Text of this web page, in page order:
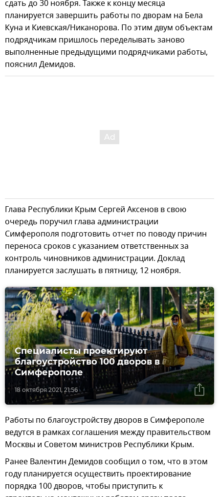
сдать до 30 ноября. Также к концу месяца
планируется завершить работы по дворам на Бела
Куна и Киевская/Никанорова. По этим двум объектам
подрядчикам пришлось переделывать заново
выполненные предыдущими подрядчиками работы,
пояснил Демидов.
Глава Республики Крым Сергей Аксенов в свою
очередь поручил глава администрации
Симферополя подготовить отчет по поводу причин
переноса сроков с указанием ответственных за
контроль чиновников администрации. Доклад
планируется заслушать в пятницу, 12 ноября.
18 октября 2021, 21:56
Специалисты проектируют
благоустройство 100 дворов в
Симферополе
Работы по благоустройству дворов в Симферополе
ведутся в рамках соглашения между правительством
Москвы и Советом министров Республики Крым.
Ранее Валентин Демидов сообщил о том, что в этом
году планируется осуществить проектирование
порядка 100 дворов, чтобы приступить к